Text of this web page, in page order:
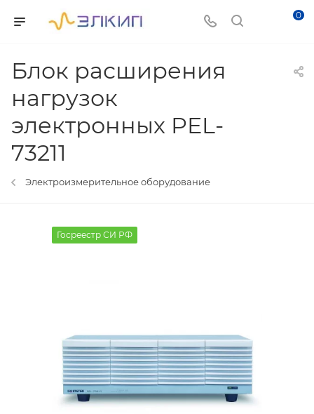
0
Блок расширения
нагрузок
электронных PEL-
73211
Электроизмерительное оборудование
Госреестр СИ РФ